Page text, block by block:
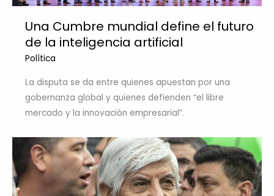
Una Cumbre mundial define el futuro
de la inteligencia artificial
Política
La disputa se da entre quienes apuestan por una
gobernanza global y quienes defienden “el libre
mercado y la innovación empresarial”.